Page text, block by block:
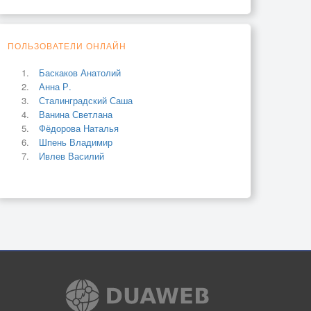
ПОЛЬЗОВАТЕЛИ ОНЛАЙН
Баскаков Анатолий
Анна Р.
Сталинградский Саша
Ванина Светлана
Фёдорова Наталья
Шпень Владимир
Ивлев Василий